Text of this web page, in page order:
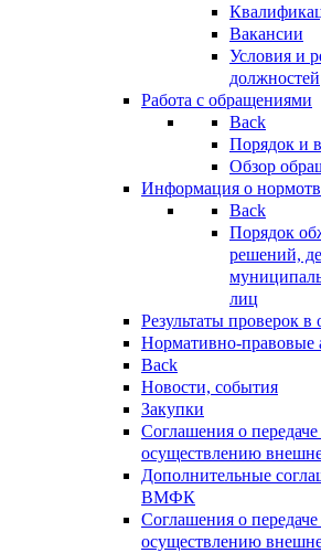
Вакансии
Условия и
должностей
Работа с обращениями
Back
Порядок и
Обзор
Информация о
Back
Порядок
решений,
лиц
Результаты проверок
Нормативно-правовые
Back
Новости, события
Закупки
Соглашения о
осуществлению
Дополнительные
ВМФК
Соглашения о
осуществлению